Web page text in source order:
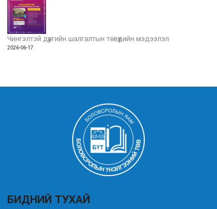
Чингэлтэй дүүргийн шалгалтын төвүүдийн мэдээлэл
2026-06-17
БИДНИЙ ТУХАЙ